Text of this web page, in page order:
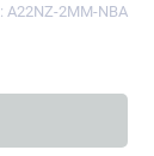
A22NZ-2MM-NBA